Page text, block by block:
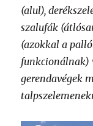
(alul),
szalufák
(azokkal a
funkcionálnak)
gerendavégek